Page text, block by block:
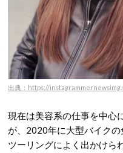
出典：https://
現在は美容系の仕事を中心
が、2020年に大型バイク
ツーリングによく出かけら